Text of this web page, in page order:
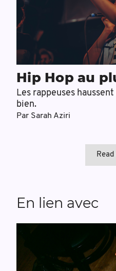
Hip Hop au
Les rappeuses
bien.
Par Sarah Aziri
En lien avec